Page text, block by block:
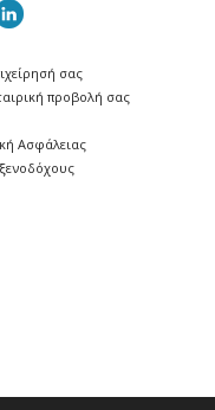
σας
προβολή σας
Ασφάλειας